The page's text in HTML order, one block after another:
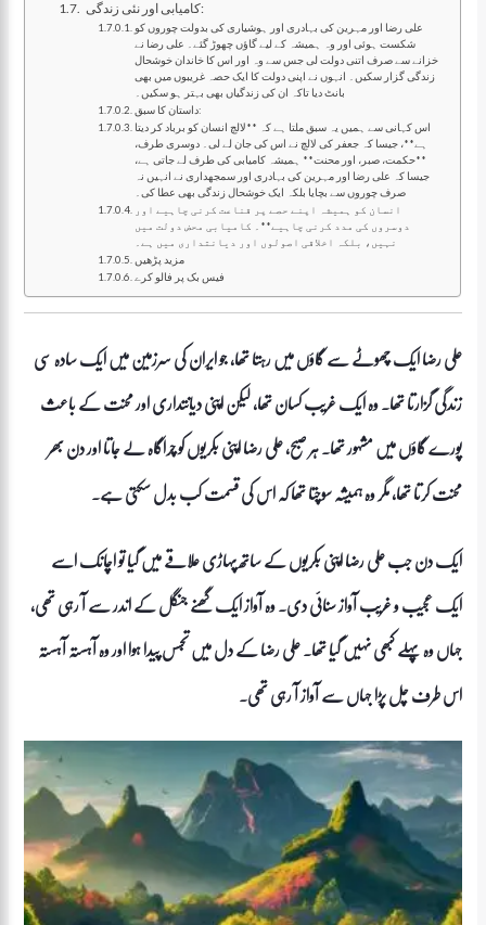
کامیابی اور نئی زندگی:
علی رضا اور مہرین کی بہادری اور ہوشیاری کی بدولت چوروں کو
شکست ہوئی اور وہ ہمیشہ کے لیے گاؤں چھوڑ گئے۔ علی رضا نے
خزانے سے صرف اتنی دولت لی جس سے وہ اور اس کا خاندان خوشحال
زندگی گزار سکیں۔ انہوں نے اپنی دولت کا ایک حصہ غریبوں میں بھی
بانٹ دیا تاکہ ان کی زندگیاں بھی بہتر ہو سکیں۔
داستان کا سبق:
اس کہانی سے ہمیں یہ سبق ملتا ہے کہ **لالچ انسان کو برباد کر دیتا
ہے**، جیسا کہ جعفر کی لالچ نے اس کی جان لے لی۔ دوسری طرف،
**حکمت، صبر، اور محنت** ہمیشہ کامیابی کی طرف لے جاتی ہے،
جیسا کہ علی رضا اور مہرین کی بہادری اور سمجھداری نے انہیں نہ
صرف چوروں سے بچایا بلکہ ایک خوشحال زندگی بھی عطا کی۔
انسان کو ہمیشہ اپنے حصے پر قناعت کرنی چاہیے اور
دوسروں کی مدد کرنی چاہیے**۔ کامیابی محض دولت میں
نہیں، بلکہ اخلاقی اصولوں اور دیانتداری میں ہے۔
مزید پڑھیں
علی رضا ایک چھوٹے سے گاؤں میں رہتا تھا، جو ایران کی سرزمین میں ایک سادہ سی
زندگی گزارتا تھا۔ وہ ایک غریب کسان تھا، لیکن اپنی دیانتداری اور محنت کے باعث
پورے گاؤں میں مشہور تھا۔ ہر صبح، علی رضا اپنی بکریوں کو چراگاہ لے جاتا اور دن بھر
محنت کرتا تھا، مگر وہ ہمیشہ سوچتا تھا کہ اس کی قسمت کب بدل سکتی ہے۔
ایک دن جب علی رضا اپنی بکریوں کے ساتھ پہاڑی علاقے میں گیا تو اچانک اسے
ایک عجیب و غریب آواز سنائی دی۔ وہ آواز ایک گھنے جنگل کے اندر سے آ رہی تھی،
جہاں وہ پہلے کبھی نہیں گیا تھا۔ علی رضا کے دل میں تجسس پیدا ہوا اور وہ آہستہ آہستہ
اس طرف چل پڑا جہاں سے آواز آ رہی تھی۔